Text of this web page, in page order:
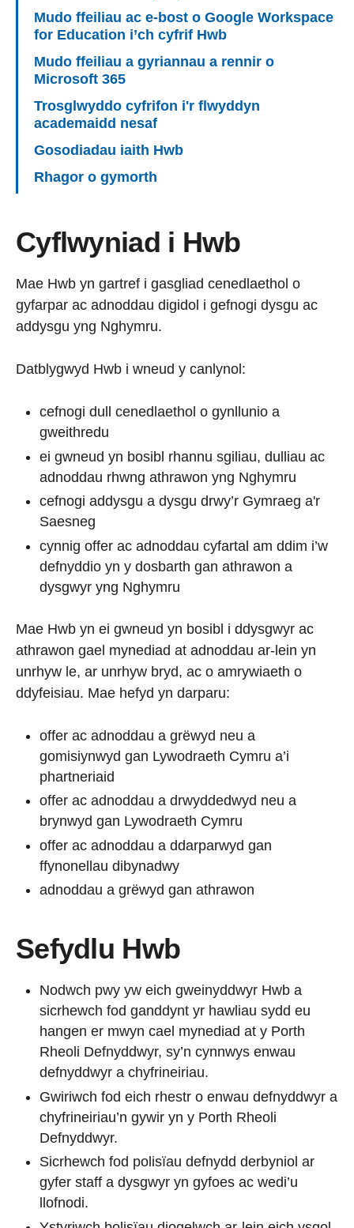
Mudo ffeiliau ac e-bost o Google Workspace
for Education i’ch cyfrif Hwb
Mudo ffeiliau a gyriannau a rennir o
Microsoft 365
Trosglwyddo cyfrifon i'r flwyddyn
academaidd nesaf
Gosodiadau iaith Hwb
Rhagor o gymorth
Cyflwyniad i Hwb
Mae Hwb yn gartref i gasgliad cenedlaethol o
gyfarpar ac adnoddau digidol i gefnogi dysgu ac
addysgu yng Nghymru.
Datblygwyd Hwb i wneud y canlynol:
cefnogi dull cenedlaethol o gynllunio a
gweithredu
ei gwneud yn bosibl rhannu sgiliau, dulliau ac
adnoddau rhwng athrawon yng Nghymru
cefnogi addysgu a dysgu drwy’r Gymraeg a'r
Saesneg
cynnig offer ac adnoddau cyfartal am ddim i’w
defnyddio yn y dosbarth gan athrawon a
dysgwyr yng Nghymru
Mae Hwb yn ei gwneud yn bosibl i ddysgwyr ac
athrawon gael mynediad at adnoddau ar-lein yn
unrhyw le, ar unrhyw bryd, ac o amrywiaeth o
ddyfeisiau. Mae hefyd yn darparu:
offer ac adnoddau a grëwyd neu a
gomisiynwyd gan Lywodraeth Cymru a’i
phartneriaid
offer ac adnoddau a drwyddedwyd neu a
brynwyd gan Lywodraeth Cymru
offer ac adnoddau a ddarparwyd gan
ffynonellau dibynadwy
adnoddau a grëwyd gan athrawon
Sefydlu Hwb
Nodwch pwy yw eich gweinyddwyr Hwb a
sicrhewch fod ganddynt yr hawliau sydd eu
hangen er mwyn cael mynediad at y Porth
Rheoli Defnyddwyr, sy’n cynnwys enwau
defnyddwyr a chyfrineiriau.
Gwiriwch fod eich rhestr o enwau defnyddwyr a
chyfrineiriau’n gywir yn y Porth Rheoli
Defnyddwyr.
Sicrhewch fod polisïau defnydd derbyniol ar
gyfer staff a dysgwyr yn gyfoes ac wedi’u
llofnodi.